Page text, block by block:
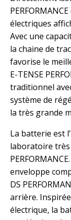
électriques
Avec une
la chaine de
favorise le
E-TENSE
traditionnel
système de
la très grande
La batterie est
laboratoire très
enveloppe
DS
arrière.
électrique, la